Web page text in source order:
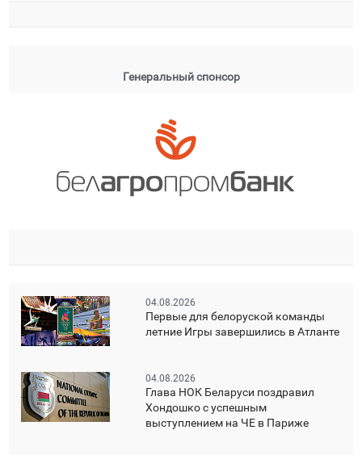
Генеральный спонсор
04.08.2026
Первые для белоруской команды
летние Игры завершились в Атланте
04.08.2026
Глава НОК Беларуси поздравил
Хондошко с успешным
выступлением на ЧЕ в Париже